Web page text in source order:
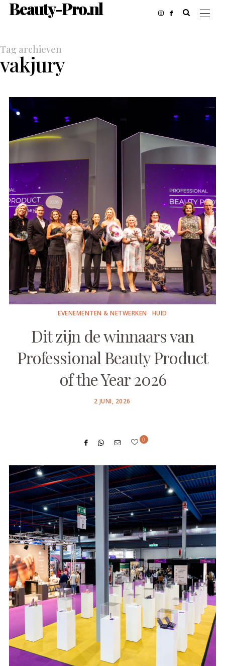
Beauty-Pro.nl
Tag archieven
vakjury
EVENEMENTEN & NETWERKEN HUID
Dit zijn de winnaars van
Professional Beauty Product
of the Year 2026
POSTED
2 JUNI, 2026
0